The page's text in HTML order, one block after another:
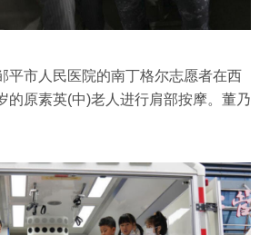
平市人民医院的南丁格尔志愿者在西
的原素英(中)老人进行肩部按摩。董乃